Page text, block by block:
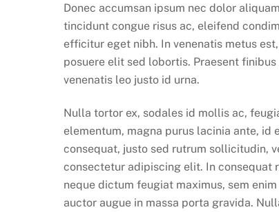
Donec accumsan ipsum nec dolor
tincidunt congue risus ac, eleifend
efficitur eget nibh. In venenatis metus
posuere elit sed lobortis. Praesent
venenatis leo justo id urna.
Nulla tortor ex, sodales id mollis ac,
elementum, magna purus lacinia ante, id
consequat, justo sed rutrum sollicitudin,
consectetur adipiscing elit. In consequat
neque dictum feugiat maximus, sem
auctor augue in massa porta gravida.